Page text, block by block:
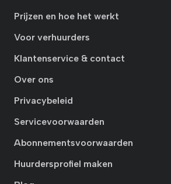
Prijzen en hoe het werkt
Voor verhuurders
Klantenservice & contact
Over ons
Privacybeleid
Servicevoorwaarden
Abonnementsvoorwaarden
Huurdersprofiel maken